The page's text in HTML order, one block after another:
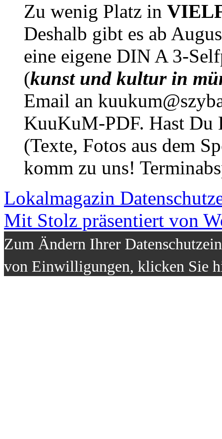
Zu wenig Platz in
Deshalb gibt es ab
eine eigene DIN A 3-
(kunst und kultur in
Email an
KuuKuM-PDF. Hast Du
(Texte, Fotos aus dem
komm zu uns!
Lokalmagazin
Mit Stolz präsentiert von
Zum Ändern Ihrer
von Einwilligungen, klicken Sie